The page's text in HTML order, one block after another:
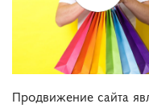
Продвижение сайта